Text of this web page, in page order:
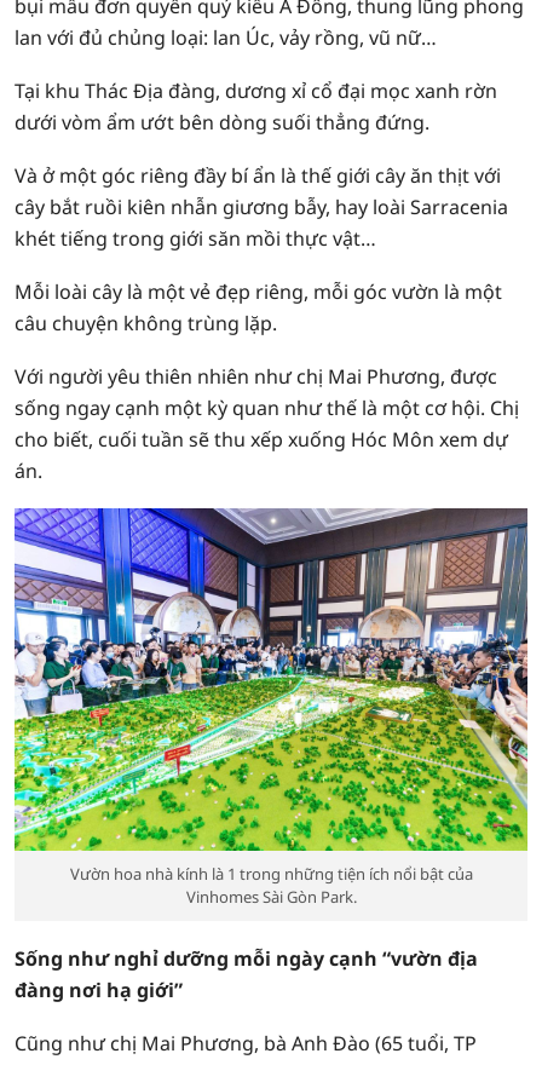
bụi mẫu đơn quyền quý kiểu Á Đông, thung lũng phong
lan với đủ chủng loại: lan Úc, vảy rồng, vũ nữ…
Tại khu Thác Địa đàng, dương xỉ cổ đại mọc xanh rờn
dưới vòm ẩm ướt bên dòng suối thẳng đứng.
Và ở một góc riêng đầy bí ẩn là thế giới cây ăn thịt với
cây bắt ruồi kiên nhẫn giương bẫy, hay loài Sarracenia
khét tiếng trong giới săn mồi thực vật…
Mỗi loài cây là một vẻ đẹp riêng, mỗi góc vườn là một
câu chuyện không trùng lặp.
Với người yêu thiên nhiên như chị Mai Phương, được
sống ngay cạnh một kỳ quan như thế là một cơ hội. Chị
cho biết, cuối tuần sẽ thu xếp xuống Hóc Môn xem dự
án.
Vườn hoa nhà kính là 1 trong những tiện ích nổi bật của
Vinhomes Sài Gòn Park.
Sống như nghỉ dưỡng mỗi ngàycạnh “vườn địa
đàng nơi hạ giới”
Cũng như chị Mai Phương, bà Anh Đào (65 tuổi, TP